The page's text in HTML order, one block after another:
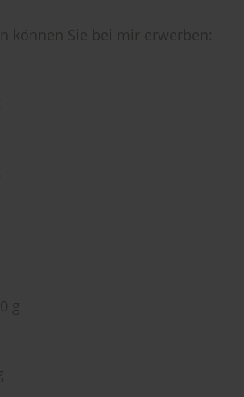
können Sie bei mir erwerben:
g